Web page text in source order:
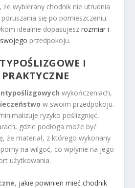
że wybierany chodnik nie utrudnia
się po pomieszczeniu.
idealnie dopasujeszrozmiar i
przedpokoju.
I
wykończeniach,
w swoim przedpokoju.
ryzyko poślizgnięć,
gdzie podłoga może być
że materiał, z którego wykonany
na wilgoć, co wpłynie na jego
użytkowania.
, jakie powinien mieć chodnik